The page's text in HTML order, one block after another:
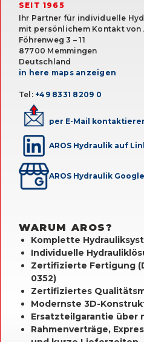
SEIT 1965
Ihr Partner für individuelle
mit persönlichem Kontakt von
Föhrenweg 3 – 11
87700 Memmingen
Deutschland
in here maps anzeigen
Tel: +49 8331 8209 0
per E-Mail
AROS Hydraulik auf
AROS Hydraulik
WARUM AROS?
Komplette
Individuelle
Zertifizierte Fertigung
0352)
Zertifiziertes
Modernste 3D-
Ersatzteilgarantie über
Rahmenverträge,